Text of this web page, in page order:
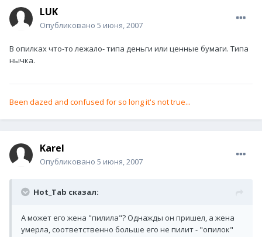
LUK
Опубликовано 5 июня, 2007
В опилках что-то лежало- типа деньги или ценные бумаги. Типа
нычка.
Been dazed and confused for so long it's not true...
Karel
Опубликовано 5 июня, 2007
Hot_Tab сказал:
А может его жена "пилила"? Однажды он пришел, а жена
умерла, соответственно больше его не пилит - "опилок"